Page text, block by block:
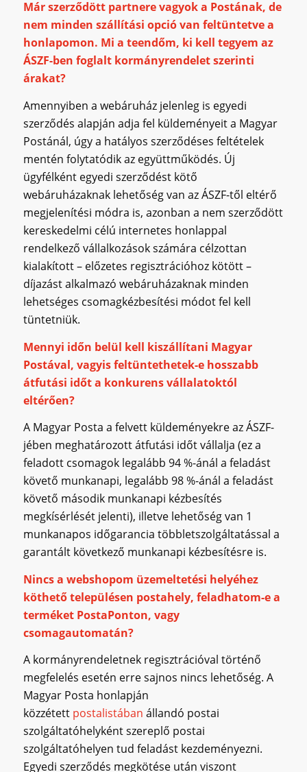
Már szerződött partnere vagyok a Postának, de
nem minden szállítási opció van feltüntetve a
honlapomon. Mi a teendőm, ki kell tegyem az
ÁSZF-ben foglalt kormányrendelet szerinti
árakat?
Amennyiben a webáruház jelenleg is egyedi
szerződés alapján adja fel küldeményeit a Magyar
Postánál, úgy a hatályos szerződéses feltételek
mentén folytatódik az együttműködés. Új
ügyfélként egyedi szerződést kötő
webáruházaknak lehetőség van az ÁSZF-től eltérő
megjelenítési módra is, azonban a nem szerződött
kereskedelmi célú internetes honlappal
rendelkező vállalkozások számára célzottan
kialakított – előzetes regisztrációhoz kötött –
díjazást alkalmazó webáruházaknak minden
lehetséges csomagkézbesítési módot fel kell
tüntetniük.
Mennyi időn belül kell kiszállítani Magyar
Postával, vagyis feltüntethetek-e hosszabb
átfutási időt a konkurens vállalatoktól
eltérően?
A Magyar Posta a felvett küldeményekre az ÁSZF-
jében meghatározott átfutási időt vállalja (ez a
feladott csomagok legalább 94 %-ánál a feladást
követő munkanapi, legalább 98 %-ánál a feladást
követő második munkanapi kézbesítés
megkísérlését jelenti), illetve lehetőség van 1
munkanapos időgarancia többletszolgáltatással a
garantált következő munkanapi kézbesítésre is.
Nincs a webshopom üzemeltetési helyéhez
köthető településen postahely, feladhatom-e a
terméket PostaPonton, vagy
csomagautomatán?
A kormányrendeletnek regisztrációval történő
megfelelés esetén erre sajnos nincs lehetőség. A
Magyar Posta honlapján
közzétett postalistában állandó postai
szolgáltatóhelyként szereplő postai
szolgáltatóhelyen tud feladást kezdeményezni.
Egyedi szerződés megkötése után viszont